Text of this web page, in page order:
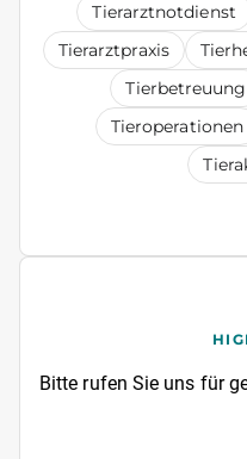
Tierarztnotdienst
Tierarztpraxis
Tierbetreuung
Tieroperationen
Bitte rufen Sie uns für